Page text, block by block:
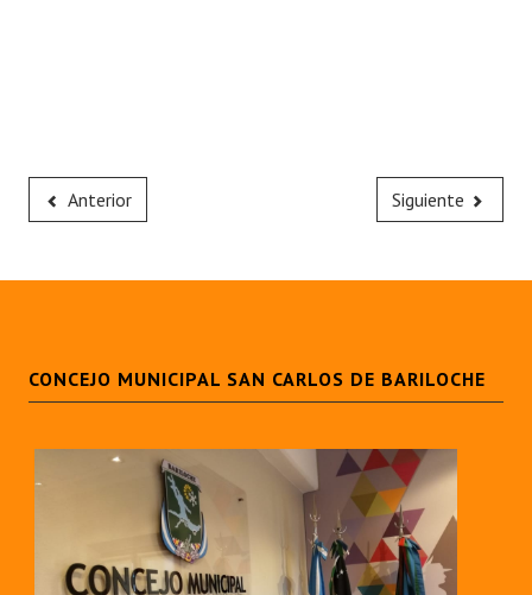
Anterior Siguiente
CONCEJO MUNICIPAL SAN CARLOS DE BARILOCHE